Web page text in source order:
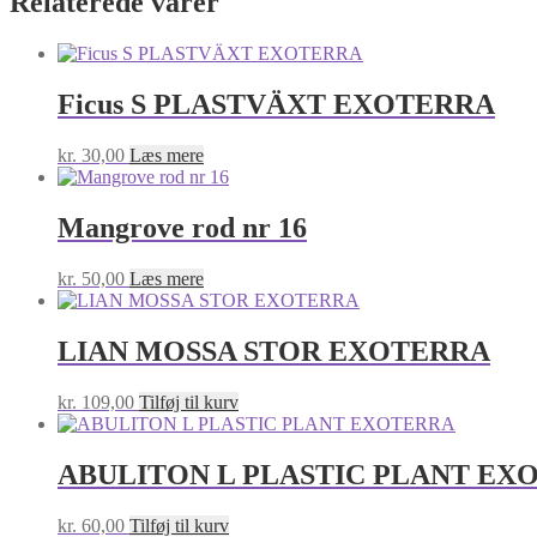
Ficus S PLASTVÄXT EXOTERRA
kr. 30,00 Læs mere
Mangrove rod nr 16
kr. 50,00 Læs mere
LIAN MOSSA STOR EXOTERRA
kr. 109,00 Tilføj til kurv
ABULITON L PLASTIC PLANT
kr. 60,00 Tilføj til kurv